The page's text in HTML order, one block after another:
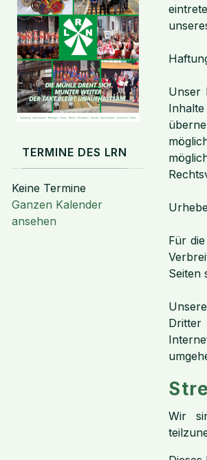
Unser
Für
Seiten
Dritter
Wir
TERMINE DES LRN
Keine Termine
Ganzen Kalender
ansehen